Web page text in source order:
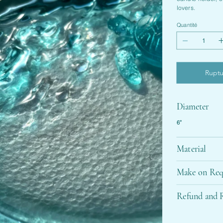
lovers.
Quantité
Diameter
6”
Material
Make on
Refund and